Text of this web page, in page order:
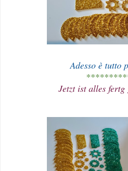
Adesso è tutto
Jetzt ist alles fertg